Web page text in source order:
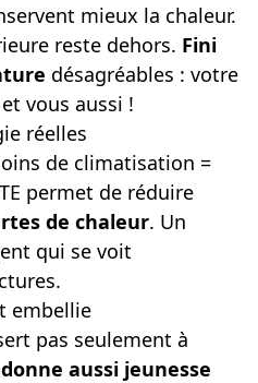
mieux la chaleur.
reste dehors. Fini
désagréables : votre
vous aussi !
réelles
de climatisation =
permet de réduire
de chaleur. Un
qui se voit
embellie
pas seulement à
aussi jeunesse